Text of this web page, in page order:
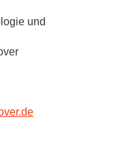
und